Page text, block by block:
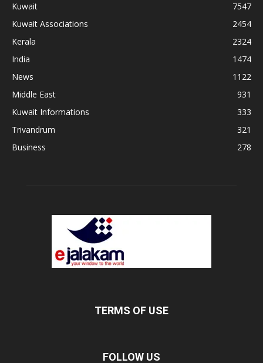
Kuwait
7547
Kuwait Associations
2454
Kerala
2324
India
1474
News
1122
Middle East
931
Kuwait Informations
333
Trivandrum
321
Business
278
TERMS OF USE
FOLLOW US